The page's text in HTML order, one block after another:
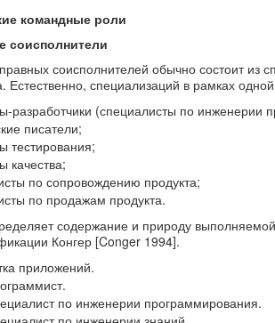
командные роли
соисполнители
соисполнителей обычно состоит
Естественно, специализаций в рамках
разработчики (специалисты по инженерии
писатели;
тестирования;
качества;
по сопровождению продукта;
по продажам продукта.
содержание и природу
Конгер [Conger 1994].
приложений.
по инженерии программирования.